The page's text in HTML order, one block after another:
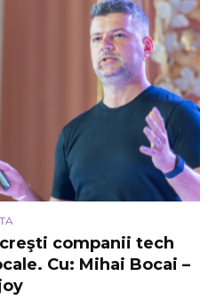
companii tech
Cu: Mihai Bocai –